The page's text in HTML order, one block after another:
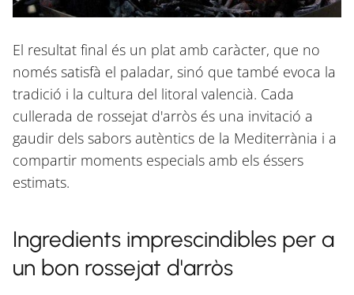
El resultat final és un plat amb caràcter, que no
només satisfà el paladar, sinó que també evoca la
tradició i la cultura del litoral valencià. Cada
cullerada de rossejat d'arròs és una invitació a
gaudir dels sabors autèntics de la Mediterrània i a
compartir moments especials amb els éssers
estimats.
Ingredients imprescindibles per a
un bon rossejat d'arròs